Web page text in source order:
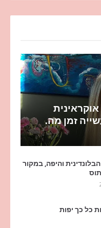
זמן מה.
והיפה, במקור
כל כך יפות